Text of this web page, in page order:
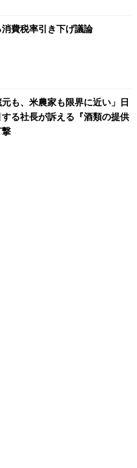
費税率引き下げ議論
元も、米農家も限界に近い」日
る社長が訴える『酒類の提供
撃